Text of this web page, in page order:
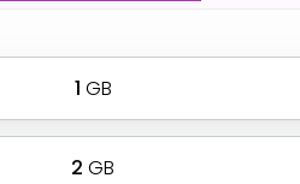
1 GB
2 GB